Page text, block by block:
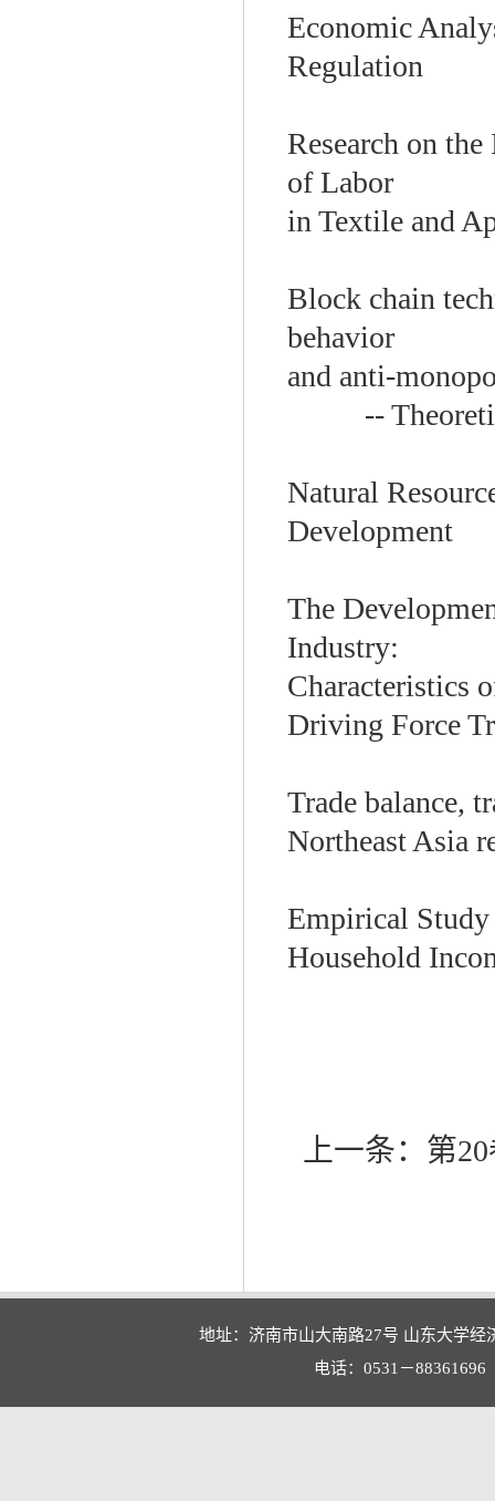
Economic
Regulation
Research on
of Labor
in Textile and
Block chain
behavior
and anti-
--
Natural
Development
The
Industry:
Characteristics
Driving Force
Trade balance,
Northeast Asia
Empirical
Household
上一条： 第
地址：济南市山大南路27号 山东大学
电话：0531－